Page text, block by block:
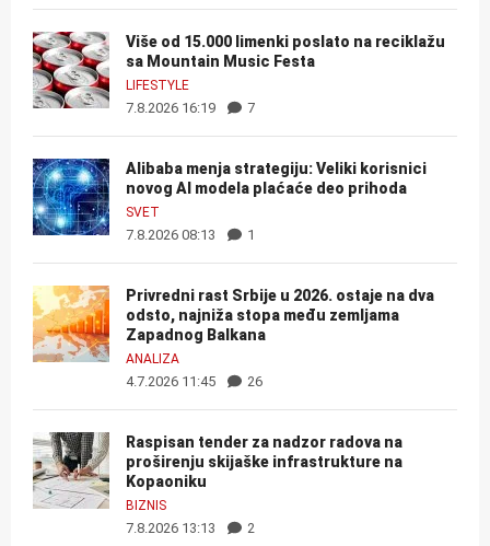
Više od 15.000 limenki poslato na reciklažu
sa Mountain Music Festa
LIFESTYLE
7.8.2026 16:19 7
Alibaba menja strategiju: Veliki korisnici
novog AI modela plaćaće deo prihoda
SVET
7.8.2026 08:13 1
Privredni rast Srbije u 2026. ostaje na dva
odsto, najniža stopa među zemljama
Zapadnog Balkana
ANALIZA
4.7.2026 11:45 26
Raspisan tender za nadzor radova na
proširenju skijaške infrastrukture na
Kopaoniku
BIZNIS
7.8.2026 13:13 2